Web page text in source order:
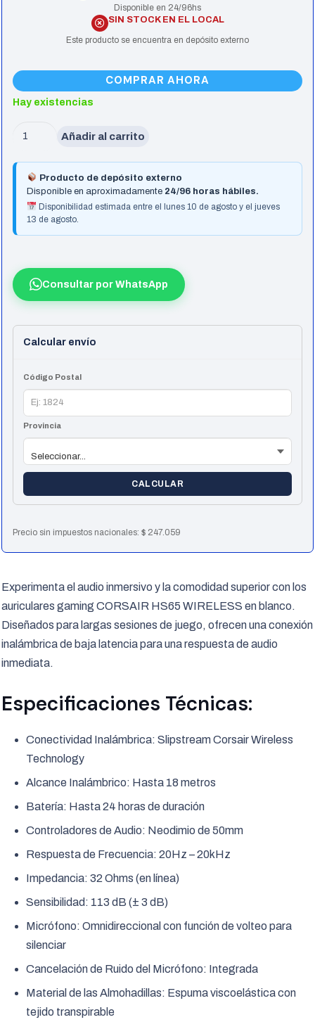
Disponible en 24/96hs
SIN STOCK EN EL LOCAL
Este producto se encuentra en depósito externo
COMPRAR AHORA
Hay existencias
Auricular
Cable
Corsair
Hs65
Wireless
Añadir al carrito
Producto de depósito externo
Disponible en aproximadamente 24/96 horas hábiles.
Disponibilidad estimada entre el lunes 10 de agosto y el jueves
13 de agosto.
Consultar por WhatsApp
Calcular envío
Código Postal
Provincia
CALCULAR
Precio sin impuestos nacionales:$ 247.059
Experimenta el audio inmersivo y la comodidad superior con los
auriculares gaming CORSAIR HS65 WIRELESS en blanco.
Diseñados para largas sesiones de juego, ofrecen una conexión
inalámbrica de baja latencia para una respuesta de audio
inmediata.
Especificaciones Técnicas:
Conectividad Inalámbrica: Slipstream Corsair Wireless
Technology
Alcance Inalámbrico: Hasta 18 metros
Batería: Hasta 24 horas de duración
Controladores de Audio: Neodimio de 50mm
Respuesta de Frecuencia: 20Hz – 20kHz
Impedancia: 32 Ohms (en línea)
Sensibilidad: 113 dB (± 3 dB)
Micrófono: Omnidireccional con función de volteo para
silenciar
Cancelación de Ruido del Micrófono: Integrada
Material de las Almohadillas: Espuma viscoelástica con
tejido transpirable